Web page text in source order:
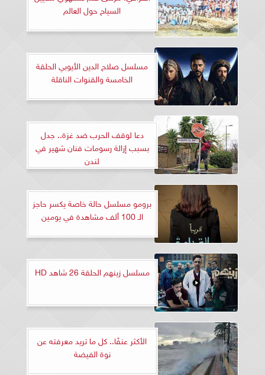
السياح حول العالم
مسلسل صلاح الدين الأيوبي الحلقة
الخامسة والقنوات الناقلة
دعا لوقف الحرب ضد غزة.. جدل
بسبب إزالة رسومات فنان شهير في
لندن
برومو مسلسل حالة خاصة يكسر حاجز
الـ 100 ألف مشاهدة في يومين
مسلسل زينهم الحلقة 26 شاهد HD
الأكثر عنفًا.. كل ما تريد معرفته عن
نوة الفيضة